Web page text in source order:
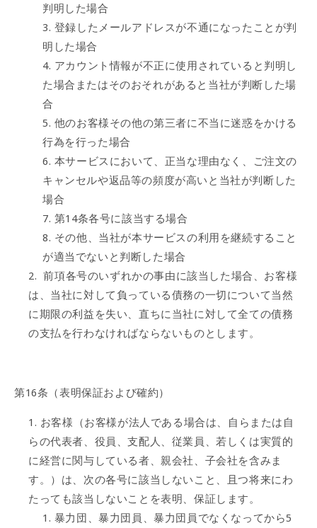
判明した場合
登録したメールアドレスが不通になったことが判
明した場合
アカウント情報が不正に使用されていると判明し
た場合またはそのおそれがあると当社が判断した場
合
他のお客様その他の第三者に不当に迷惑をかける
行為を行った場合
本サービスにおいて、正当な理由なく、ご注文の
キャンセルや返品等の頻度が高いと当社が判断した
場合
第14条各号に該当する場合
その他、当社が本サービスの利用を継続すること
が適当でないと判断した場合
前項各号のいずれかの事由に該当した場合、お客様
は、当社に対して負っている債務の一切について当然
に期限の利益を失い、直ちに当社に対して全ての債務
の支払を行わなければならないものとします。
第16条（表明保証および確約）
お客様（お客様が法人である場合は、自らまたは自
らの代表者、役員、支配人、従業員、若しくは実質的
に経営に関与している者、親会社、子会社を含みま
す。）は、次の各号に該当しないこと、且つ将来にわ
たっても該当しないことを表明、保証します。
暴力団、暴力団員、暴力団員でなくなってから5